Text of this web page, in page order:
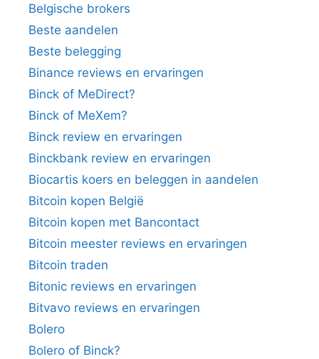
Belgische brokers
Beste aandelen
Beste belegging
Binance reviews en ervaringen
Binck of MeDirect?
Binck of MeXem?
Binck review en ervaringen
Binckbank review en ervaringen
Biocartis koers en beleggen in aandelen
Bitcoin kopen België
Bitcoin kopen met Bancontact
Bitcoin meester reviews en ervaringen
Bitcoin traden
Bitonic reviews en ervaringen
Bitvavo reviews en ervaringen
Bolero
Bolero of Binck?